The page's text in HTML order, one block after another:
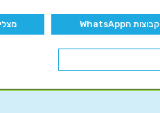
קבוצות הWhatsApp